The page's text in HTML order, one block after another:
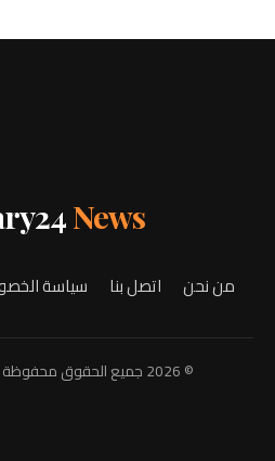
News
من نحن اتصل بنا سياسة
© 2026 جميع الحقوق محفوظة لـ